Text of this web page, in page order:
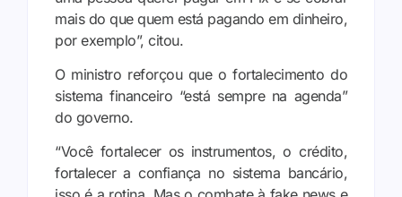
mais do que quem está pagando em dinheiro,
por exemplo”, citou.
O ministro reforçou que o fortalecimento do
sistema financeiro “está sempre na agenda”
do governo.
“Você fortalecer os instrumentos, o crédito,
fortalecer a confiança no sistema bancário,